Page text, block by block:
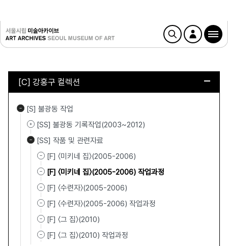
[C] 강홍구 컬렉션
[S] 불광동 작업
[SS] 불광동 기록작업(2003~2012)
[SS] 작품 및 관련자료
[F] 〈미키네 집〉(2005-2006)
[F] 〈미키네 집〉(2005-2006) 작업과정
[F] 〈수련자〉(2005-2006)
[F] 〈수련자〉(2005-2006) 작업과정
[F] 〈그 집〉(2010)
[F] 〈그 집〉(2010) 작업과정